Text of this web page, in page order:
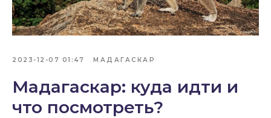
2023-12-07 01:47 МАДАГАСКАР
Мадагаскар: куда идти и
что посмотреть?